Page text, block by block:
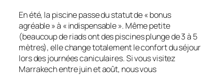
En été, la piscine passe du statut de « bonus
agréable » à « indispensable ». Même petite
(beaucoup de riads ont des piscines plunge de 3 à 5
mètres), elle change totalement le confort du séjour
lors des journées caniculaires. Si vous visitez
Marrakech entre juin et août, nous vous